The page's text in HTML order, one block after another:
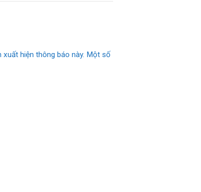
hiện thông báo này. Một số